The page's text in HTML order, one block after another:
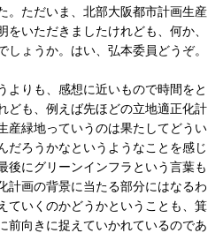
。ただいま、北部大阪都市計画生産
いただきましたけれども、何か、
しょうか。はい、弘本委員どうぞ。
よりも、感想に近いもので時間をと
ども、例えば先ほどの立地適正化計
産緑地っていうのは果たしてどうい
だろうかなというようなことを感じ
後にグリーンインフラという言葉も
計画の背景に当たる部分にはなるわ
ていくのかどうかということも、箕
前向きに捉えていかれているのであ